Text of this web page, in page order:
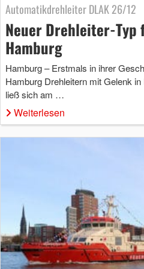
Automatikdrehleiter DLAK 26/12
Neuer Drehleiter-Typ
Hamburg
Hamburg – Erstmals in ihrer
Hamburg Drehleitern mit Gelenk
ließ sich am …
Weiterlesen